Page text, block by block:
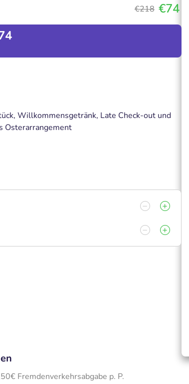
€218 €74
Willkommensgetränk, Late Check-out und
Osterarrangement
Fremdenverkehrsabgabe p. P.